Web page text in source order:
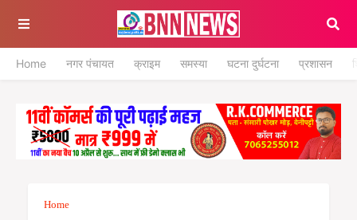
Home नगर पंचायत क्राइम समस्या घटना दुर्घटना प्रशासन
Home